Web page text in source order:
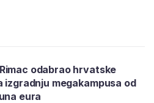
odabrao hrvatske
izgradnju megakampusa od
eura